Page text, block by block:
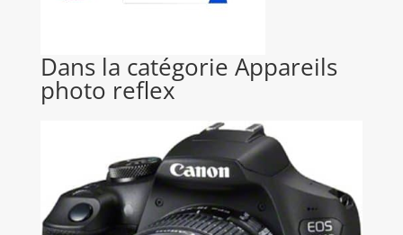
Dans la catégorie Appareils
photo reflex